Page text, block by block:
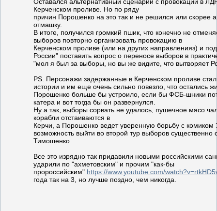
Керченском проливе. Но по ряду
причин Порошенко на это так и не решился или скорее
отмашку.
В итоге, получился громкий пшик, что конечно не
выборов повторно организовать провокацию в
Керченском проливе (или на других направленияз) и
России" поставить вопрос о переносе выборов в
"мол я был за выборы, но вы же видите, что вытворяет
PS. Персонажи задержанные в Керченском проливе
истории и им еще очень сильно повезло, что остались
Порошенко больше бы устроило, если бы ФСБ-шники
катера и вот тогда бы он развернулся.
Ну а так, выборы сорвать не удалось, пушечное мясо
корабли отстаиваются в
Керчи, а Порошенко ведет уверенную борьбу с комиком
возможность выйти во второй тур выборов существенно
Тимошенко.
Все это изрядно так придавили новыми российскими
ударили по "ахметовским" и прочим "как-бы
пророссийским" https://www.youtube.com/
года так на 3, но лучше поздно, чем никогда.